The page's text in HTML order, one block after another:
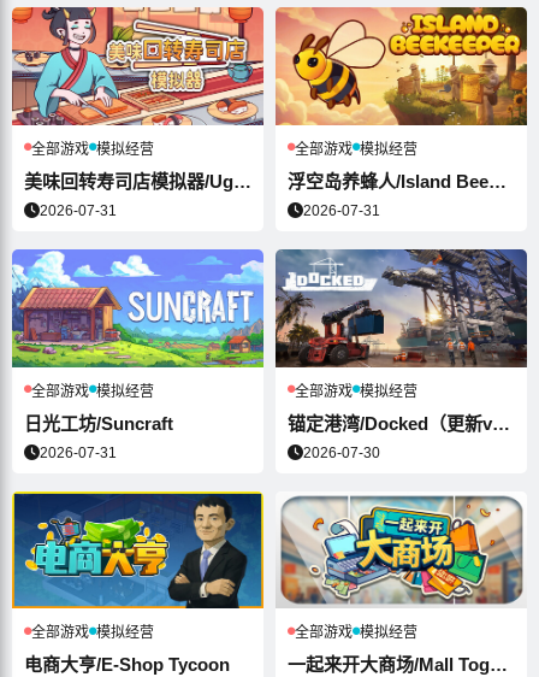
全部游戏 模拟经营
美味回转寿司店模拟器/Ugoku Sus...
2026-07-31
全部游戏 模拟经营
浮空岛养蜂人/Island Beekee...
2026-07-31
全部游戏 模拟经营
日光工坊/Suncraft
2026-07-31
全部游戏 模拟经营
锚定港湾/Docked（更新v1.5.1...
2026-07-30
全部游戏 模拟经营
电商大亨/E-Shop Tycoon
全部游戏 模拟经营
一起来开大商场/Mall Togethe...